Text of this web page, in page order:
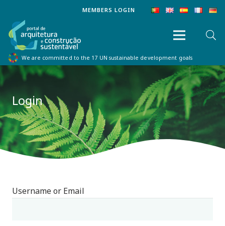
MEMBERS LOGIN
We are committed to the 17 UN sustainable development goals
Login
Username or Email